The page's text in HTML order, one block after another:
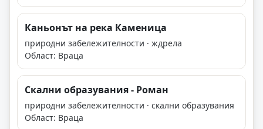
Каньонът на река Каменица
природни забележителности · ждрела
Област: Враца
Скални образувания - Роман
природни забележителности · скални образувания
Област: Враца